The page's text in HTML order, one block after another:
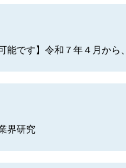
能です】令和７年４月か
界研究